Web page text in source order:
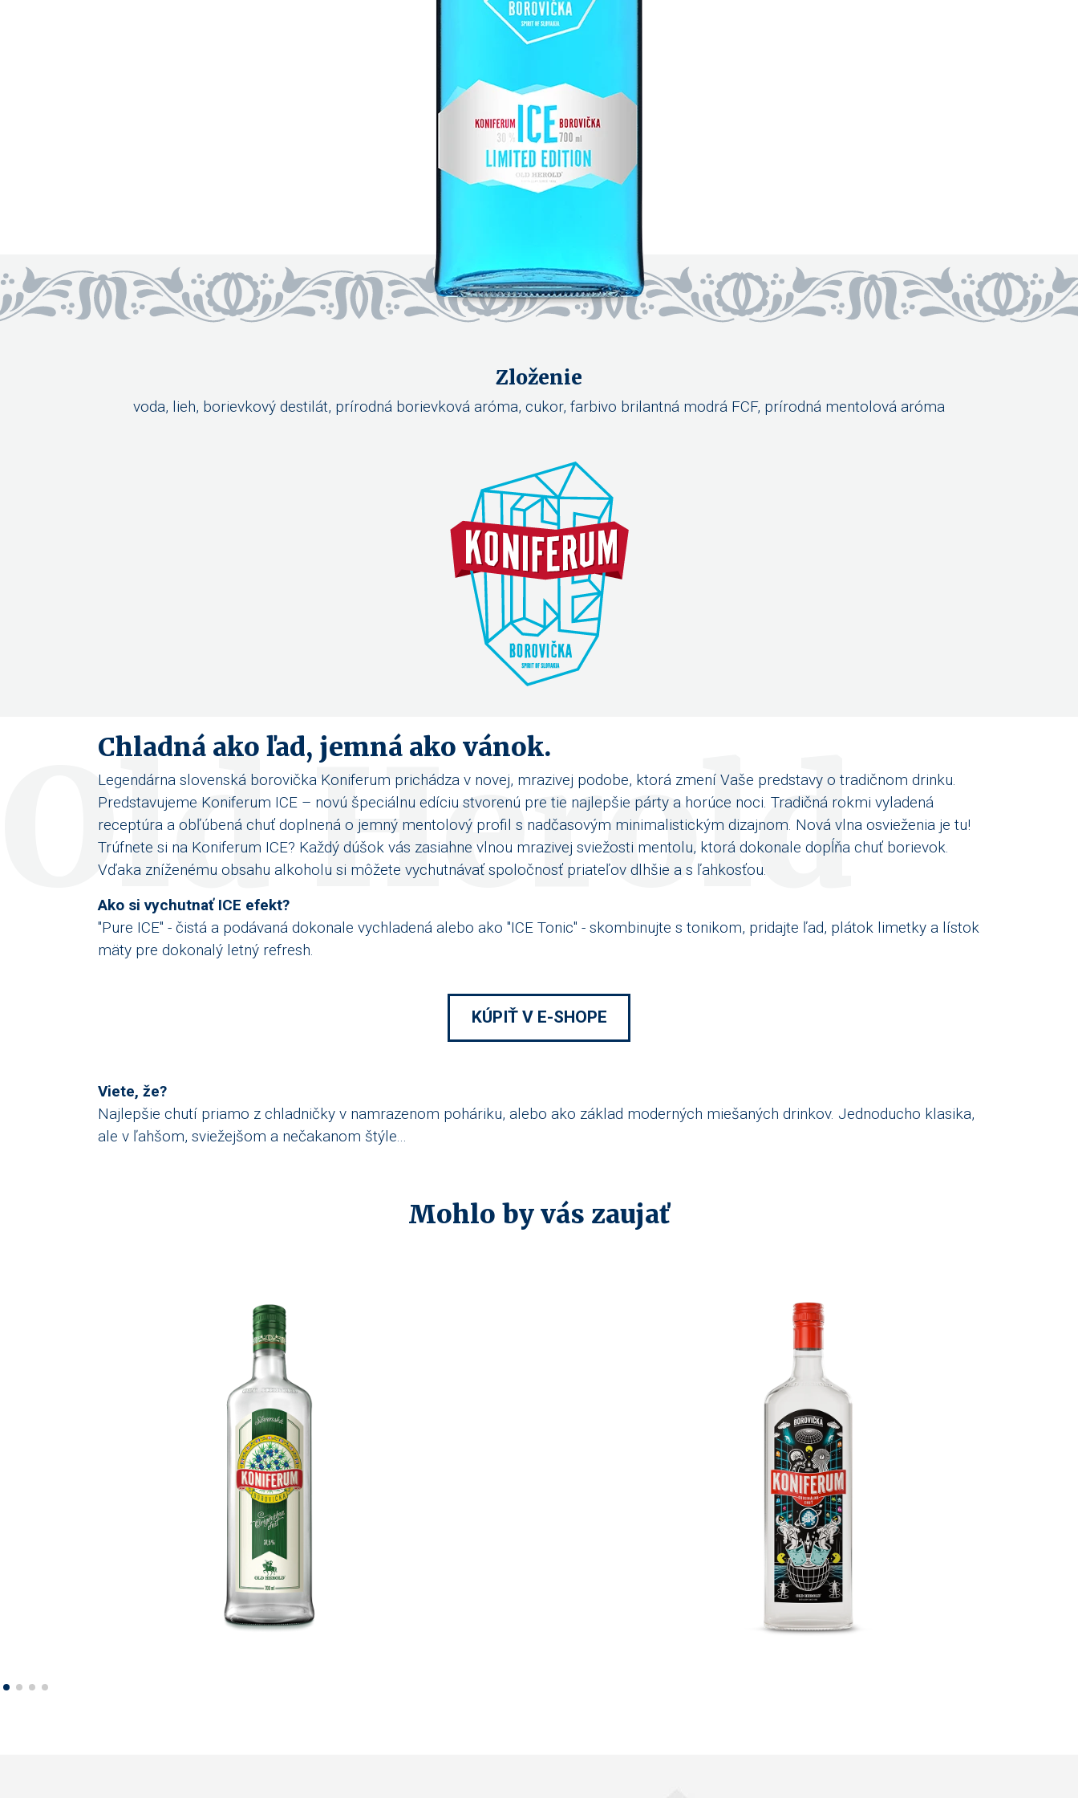
Zloženie
voda, lieh, borievkový destilát, prírodná borievková aróma, cukor, farbivo brilantná modrá FCF, prírodná mentolová aróma
Chladná ako ľad, jemná ako vánok.
Old Herold
Legendárna slovenská borovička Koniferum prichádza v novej, mrazivej podobe, ktorá zmení Vaše predstavy o tradičnom drinku.
Predstavujeme Koniferum ICE – novú špeciálnu edíciu stvorenú pre tie najlepšie párty a horúce noci. Tradičná rokmi vyladená
receptúra a obľúbená chuť doplnená o jemný mentolový profil s nadčasovým minimalistickým dizajnom. Nová vlna osvieženia je tu!
Trúfnete si na Koniferum ICE? Každý dúšok vás zasiahne vlnou mrazivej sviežosti mentolu, ktorá dokonale dopĺňa chuť borievok.
Vďaka zníženému obsahu alkoholu si môžete vychutnávať spoločnosť priateľov dlhšie a s ľahkosťou.
Ako si vychutnať ICE efekt?
"Pure ICE" - čistá a podávaná dokonale vychladená alebo ako "ICE Tonic" - skombinujte s tonikom, pridajte ľad, plátok limetky a lístok
mäty pre dokonalý letný refresh.
KÚPIŤ V E-SHOPE
Viete, že?
Najlepšie chutí priamo z chladničky v namrazenom poháriku, alebo ako základ moderných miešaných drinkov. Jednoducho klasika,
ale v ľahšom, sviežejšom a nečakanom štýle...
Mohlo by vás zaujať